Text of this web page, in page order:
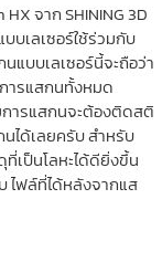
จาก SHINING 3D
บเลเซอร์ใช้ร่วมกับ
แบบเลเซอร์นี้จะถือว่า
ารแสกนทั้งหมด
การแสกนจะต้องติดสติ
ได้เลยครับ สำหรับ
เป็นโลหะได้ดียิ่งขึ้น
ไฟล์ที่ได้หลังจากแส